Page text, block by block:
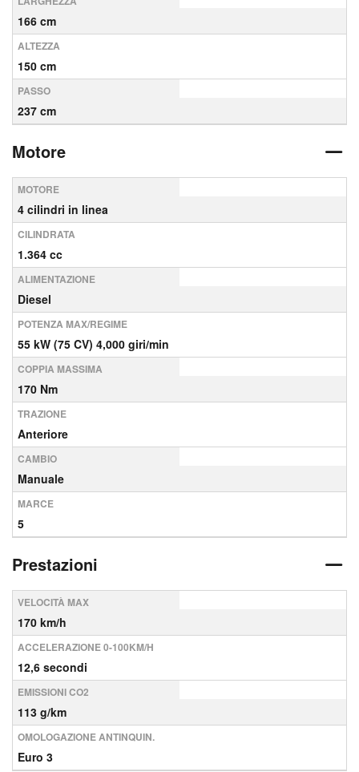
166 cm
ALTEZZA
150 cm
PASSO
237 cm
Motore
MOTORE
4 cilindri in linea
CILINDRATA
1.364 cc
ALIMENTAZIONE
Diesel
POTENZA MAX/REGIME
55 kW (75 CV) 4,000 giri/min
COPPIA MASSIMA
170 Nm
TRAZIONE
Anteriore
CAMBIO
Manuale
MARCE
5
Prestazioni
VELOCITÀ MAX
170 km/h
ACCELERAZIONE 0-100KM/H
12,6 secondi
EMISSIONI CO2
113 g/km
OMOLOGAZIONE ANTINQUIN.
Euro 3